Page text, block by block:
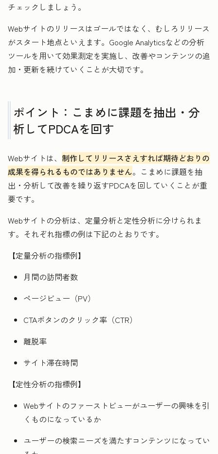
チェックしましょう。
Webサイトのリリースはゴールではなく、むしろリリース
がスタート地点といえます。Google Analyticsなどの分析
ツールを用いて効果測定を実施し、改善やコンテンツの追
加・更新を続けていくことが大切です。
ポイント：こまめに課題を抽出・分
析してPDCAを回す
Webサイトは、 制作してリリースさえすれば期待どおりの
成果を得られるものではありません。こまめに課題を抽
出・分析して改善を繰り返すPDCAを回していくことが重
要です。
Webサイトの分析は、定量分析と定性分析に分けられま
す。それぞれ指標の例は下記のとおりです。
【定量分析の指標例】
月間の訪問者数
ページビュー（PV）
CTAボタンのクリック率（CTR）
離脱率
サイト滞在時間
【定性分析の指標例】
Webサイトのファーストビューがユーザーの興味を引
くものになっているか
ユーザーの検索ニーズを満たすコンテンツになってい